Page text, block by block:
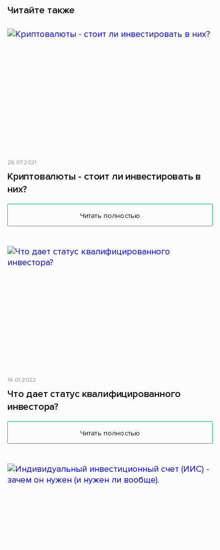
Читайте также
28.07.2021
Криптовалюты - стоит ли инвестировать в
них?
Читать полностью
14.01.2022
Что дает статус квалифицированного
инвестора?
Читать полностью